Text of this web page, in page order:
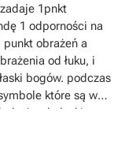
1pnkt
1 odporności na
punkt obrażeń a
od łuku, i
bogów. podczas
które są w
1 pnkt łaski,
łaskę bogów (jaka
rozpoczęciem gry o